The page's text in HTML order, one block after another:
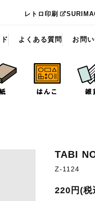
レトロ印刷
よくある質問 お問
TABI
Z-1124
220円(税